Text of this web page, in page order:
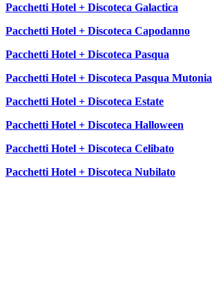
Pacchetti Hotel + Discoteca Galactica
Pacchetti Hotel + Discoteca Capodanno
Pacchetti Hotel + Discoteca Pasqua
Pacchetti Hotel + Discoteca Pasqua Mutonia
Pacchetti Hotel + Discoteca Estate
Pacchetti Hotel + Discoteca Halloween
Pacchetti Hotel + Discoteca Celibato
Pacchetti Hotel + Discoteca Nubilato